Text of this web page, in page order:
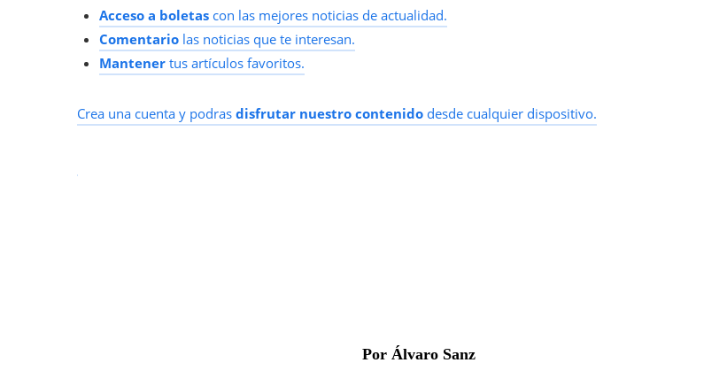
Acceso a boletas con las mejores noticias de actualidad.
Comentario las noticias que te interesan.
Mantener tus artículos favoritos.
Crea una cuenta y podras disfrutar nuestro contenido desde cualquier dispositivo.
Por Álvaro Sanz